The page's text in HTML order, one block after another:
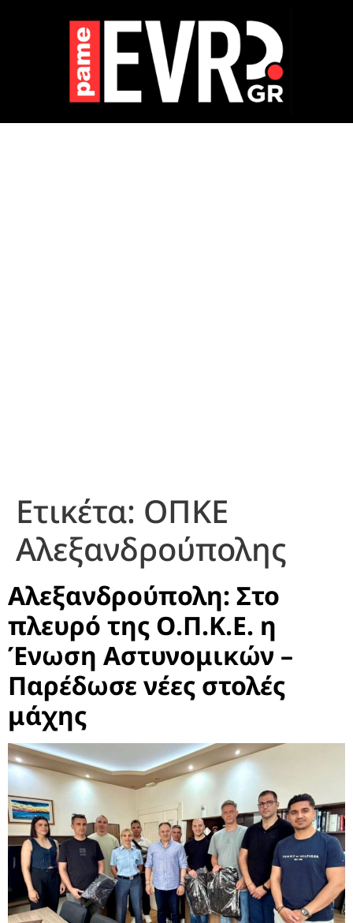
Ετικέτα: ΟΠΚΕ
Αλεξανδρούπολης
Αλεξανδρούπολη: Στο
πλευρό της Ο.Π.Κ.Ε. η
Ένωση Αστυνομικών –
Παρέδωσε νέες στολές
μάχης